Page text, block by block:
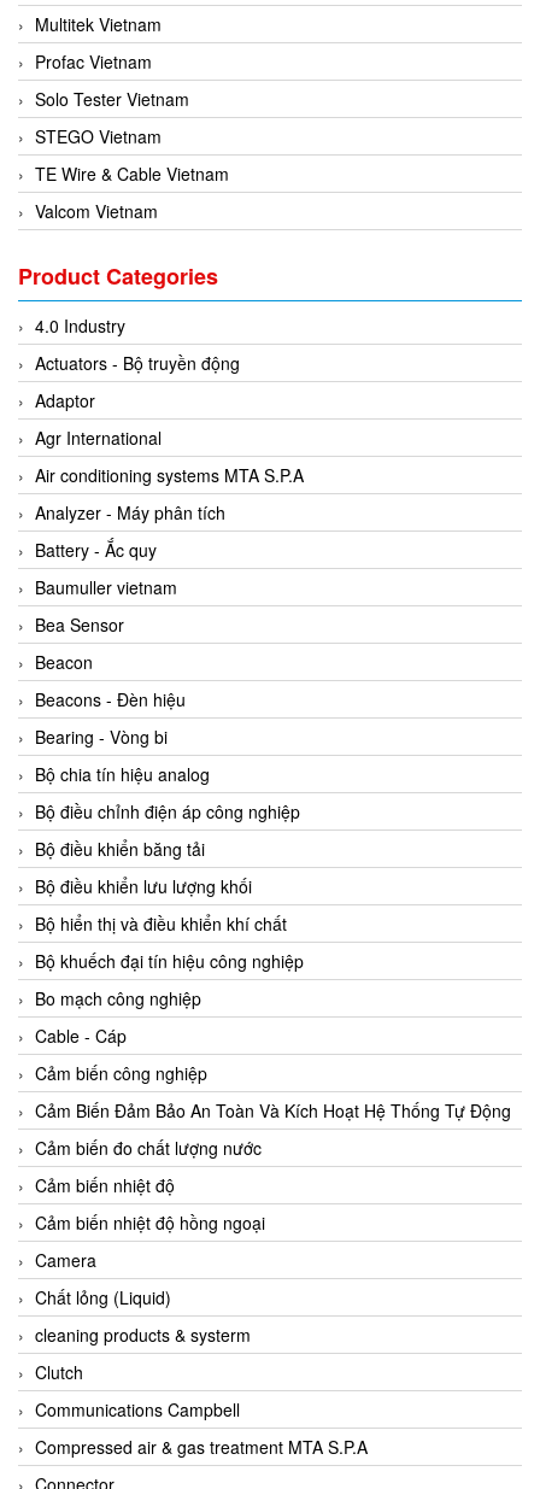
Multitek Vietnam
Profac Vietnam
Solo Tester Vietnam
STEGO Vietnam
TE Wire & Cable Vietnam
Valcom Vietnam
3CTEST Vietnam
4B VietNam Vietnam
ABB Vietnam
AC Infinity Vietnam
AC&E Telecommunications
AC&T Vietnam
Accepta Vietnam
ACCUMAC Vietnam
AccuWeb Vietnam
Acey
ACOEM Vietnam
ADCA Vietnam
ADFweb Vietnam
Adler Vietnam
Ados Vietnam
Advanced Energy Vietnam
Advantech Vietnam
Agate Vietnam
AGR International Vietnam
Aichi Tokei Denki Vietnam
Aii Vietnam
AIKOH
AINUO Vietnam
AIR MAJOR
Aira Euro Automation
Airtac Vietnam
Airtec Vietnam
AI-Tek Vietnam
Akerstroms Viet Nam
AKO Armaturen & Separationstechnik
AKO Armaturen & Separationstechnik Vietnam
AKUSENSE
ALA OFFICINE SPA
Product Categories
4.0 Industry
Actuators - Bộ truyền động
Adaptor
Agr International
Air conditioning systems MTA S.P.A
Analyzer - Máy phân tích
Battery - Ắc quy
Baumuller vietnam
Bea Sensor
Beacon
Beacons - Đèn hiệu
Bearing - Vòng bi
Bộ chia tín hiệu analog
Bộ điều chỉnh điện áp công nghiệp
Bộ điều khiển băng tải
Bộ điều khiển lưu lượng khối
Bộ hiển thị và điều khiển khí chất
Bộ khuếch đại tín hiệu công nghiệp
Bo mạch công nghiệp
Cable - Cáp
Cảm biến công nghiệp
Cảm Biến Đảm Bảo An Toàn Và Kích Hoạt Hệ Thống Tự Động
Cảm biến đo chất lượng nước
Cảm biến nhiệt độ
Cảm biến nhiệt độ hồng ngoại
Camera
Chất lỏng (Liquid)
cleaning products & systerm
Clutch
Communications Campbell
Compressed air & gas treatment MTA S.P.A
Connector